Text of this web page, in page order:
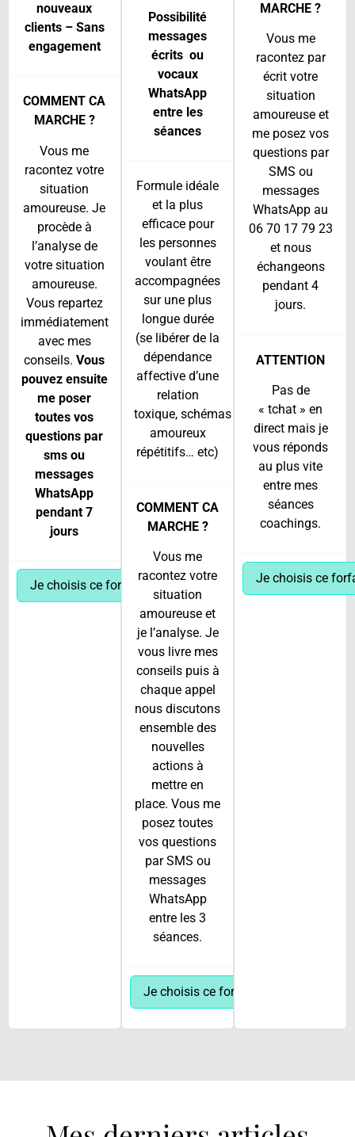
nouveaux
clients – Sans
engagement
COMMENT CA
MARCHE ?
Vous me
racontez votre
situation
amoureuse. Je
procède à
l’analyse de
votre situation
amoureuse.
Vous repartez
immédiatement
avec mes
conseils.Vous
pouvez ensuite
me poser
toutes vos
questions par
sms ou
messages
WhatsApp
pendant 7
jours
Je choisis ce forfait
Possibilité
messages
écrits ou
vocaux
WhatsApp
entre les
séances
Formule idéale
et la plus
efficace pour
les personnes
voulant être
accompagnées
sur une plus
longue durée
(se libérer de la
dépendance
affective d’une
relation
toxique, schémas
amoureux
répétitifs… etc)
COMMENT CA
MARCHE ?
Vous me
racontez votre
situation
amoureuse et
je l’analyse. Je
vous livre mes
conseils puis à
chaque appel
nous discutons
ensemble des
nouvelles
actions à
mettre en
place. Vous me
posez toutes
vos questions
par SMS ou
messages
WhatsApp
entre les 3
séances.
Je choisis ce forfait
MARCHE ?
Vous me
racontez par
écrit votre
situation
amoureuse et
me posez vos
questions par
SMS ou
messages
WhatsApp au
06 70 17 79 23
et nous
échangeons
pendant 4
jours.
ATTENTION
Pas de
« tchat » en
direct mais je
vous réponds
au plus vite
entre mes
séances
coachings.
Je choisis ce